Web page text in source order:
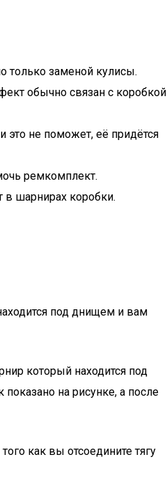
только заменой кулисы.
обычно связан с коробкой
это не поможет, её придётся
ремкомплект.
в шарнирах коробки.
под днищем и вам
который находится под
на рисунке, а после
как вы отсоедините тягу